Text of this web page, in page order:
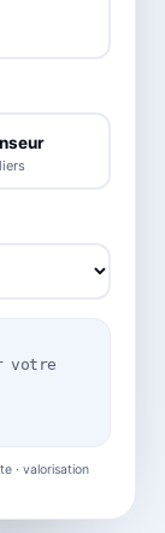
votre
· valorisation